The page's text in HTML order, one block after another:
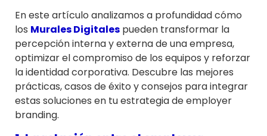
En este artículo analizamos a profundidad cómo
los Murales Digitales pueden transformar la
percepción interna y externa de una empresa,
optimizar el compromiso de los equipos y reforzar
la identidad corporativa. Descubre las mejores
prácticas, casos de éxito y consejos para integrar
estas soluciones en tu estrategia de employer
branding.